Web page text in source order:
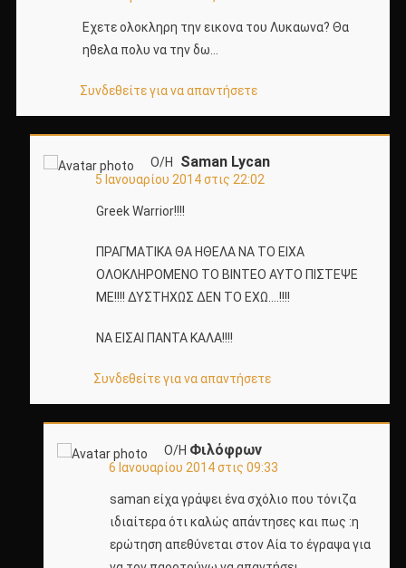
Εχετε ολοκληρη την εικονα του Λυκαωνα? Θα
ηθελα πολυ να την δω…
Συνδεθείτε για να απαντήσετε
Ο/Η Saman Lycan
5 Ιανουαρίου 2014 στις 22:02
Greek Warrior!!!!
ΠΡΑΓΜΑΤΙΚΑ ΘΑ ΗΘΕΛΑ ΝΑ ΤΟ ΕΙΧΑ
ΟΛΟΚΛΗΡΟΜΕΝΟ ΤΟ ΒΙΝΤΕΟ ΑΥΤΟ ΠΙΣΤΕΨΕ
ΜΕ!!!! ΔΥΣΤΗΧΩΣ ΔΕΝ ΤΟ ΕΧΩ….!!!!
ΝΑ ΕΙΣΑΙ ΠΑΝΤΑ ΚΑΛΑ!!!!
Συνδεθείτε για να απαντήσετε
Ο/Η Φιλόφρων
6 Ιανουαρίου 2014 στις 09:33
saman είχα γράψει ένα σχόλιο που τόνιζα
ιδιαίτερα ότι καλώς απάντησες και πως :η
ερώτηση απεθύνεται στον Αία το έγραψα για